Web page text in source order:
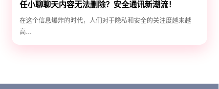
任小聊聊天内容无法删除？安全通讯新潮流！
在这个信息爆炸的时代，人们对于隐私和安全的关注度越来越
高...